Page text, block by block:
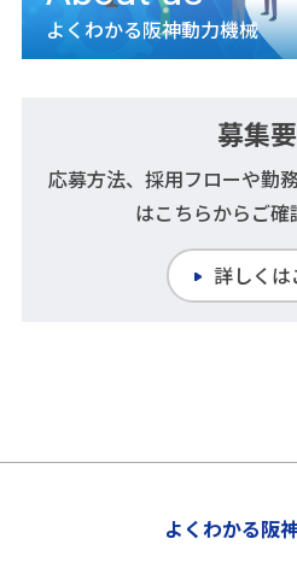
よくわかる阪神動力機械
募集
応募方法、採用フローや勤
はこちらからご確
詳しくは
よくわかる阪